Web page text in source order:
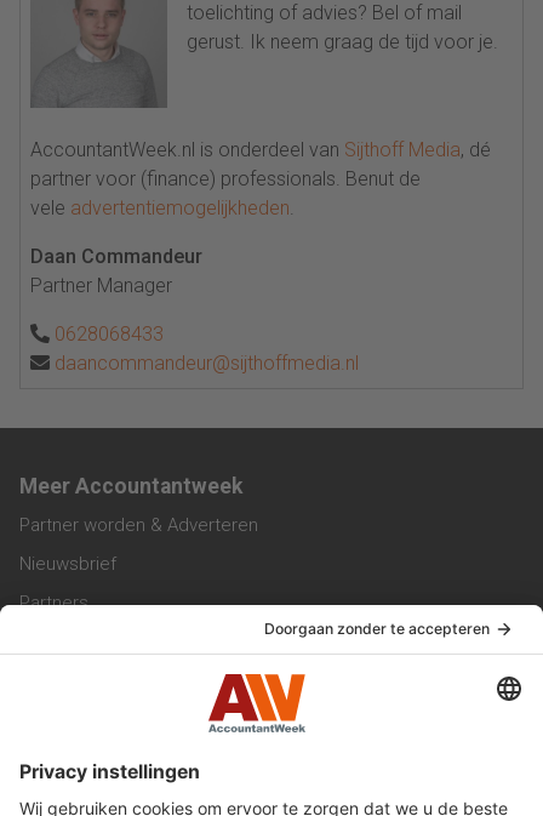
toelichting of advies? Bel of mail
gerust. Ik neem graag de tijd voor je.
AccountantWeek.nl is onderdeel van Sijthoff Media, dé
partner voor (finance) professionals. Benut de
vele advertentiemogelijkheden
Daan Commandeur
Partner Manager
0628068433
daancommandeur@sijthoffmedia.nl
Meer Accountantweek
Partner worden & Adverteren
Nieuwsbrief
Partners